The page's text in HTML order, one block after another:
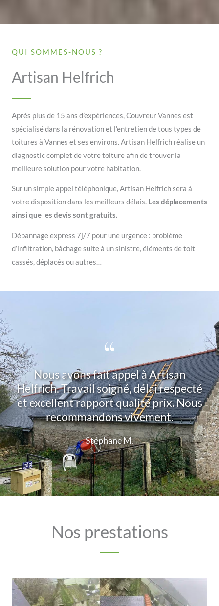
QUI SOMMES-NOUS ?
Artisan Helfrich
Après plus de 15 ans d’expériences, Couvreur Vannes est
spécialisé dans la rénovation et l’entretien de tous types de
toitures à Vannes et ses environs. Artisan Helfrich réalise un
diagnostic complet de votre toiture afin de trouver la
meilleure solution pour votre habitation.
Sur un simple appel téléphonique, Artisan Helfrich sera à
votre disposition dans les meilleurs délais. Les déplacements
ainsi que les devis sont gratuits.
Dépannage express 7j/7 pour une urgence : problème
d’infiltration, bâchage suite à un sinistre, éléments de toit
cassés, déplacés ou autres…
Nous avons fait appel à Artisan
Helfrich. Travail soigné, délai respecté
et excellent rapport qualité prix. Nous
recommandons vivement.
Stéphane M.
Nos prestations